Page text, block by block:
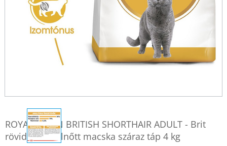
ROYAL CANIN BRITISH SHORTHAIR ADULT - Brit
rövidszőrű felnőtt macska száraz táp 4 kg